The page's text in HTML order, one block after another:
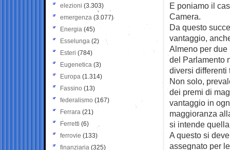
E poniamo il
Camera.
Da questo
vantaggio,
Almeno per due
del Parlamento
diversi differenti
Non solo,
dei premi di
vantaggio in
maggioranza
si intende
A questo si
assegnato per
elezioni (3.303)
emergenza (3.077)
Energia (45)
Esselunga (2)
Esteri (784)
Eugenetica (3)
Europa (1.314)
Fassino (13)
federalismo (167)
Ferrara (21)
Ferretti (6)
ferrovie (133)
finanziaria (325)